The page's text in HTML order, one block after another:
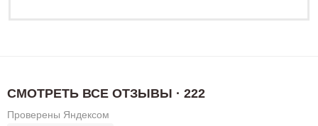
СМОТРЕТЬ ВСЕ ОТЗЫВЫ · 222
Проверены Яндексом